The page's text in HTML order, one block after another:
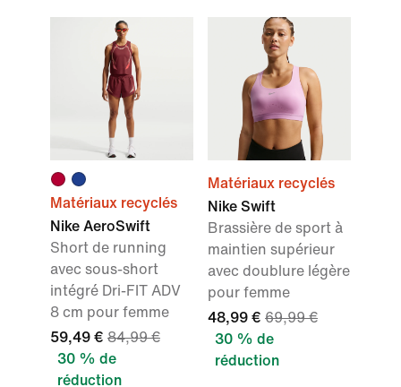
Matériaux recyclés
Nike AeroSwift
Short de running
avec sous-short
intégré Dri-FIT ADV
8 cm pour femme
59,49 € 84,99 €
30 % de
réduction
Matériaux recyclés
Nike Swift
Brassière de sport à
maintien supérieur
avec doublure légère
pour femme
48,99 € 69,99 €
30 % de
réduction